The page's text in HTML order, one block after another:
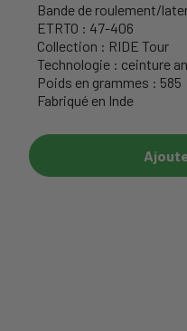
Bande de roulement/
ETRTO : 47-406
Collection : RIDE Tour
Technologie : ceinture
Poids en grammes : 585
Fabriqué en Inde